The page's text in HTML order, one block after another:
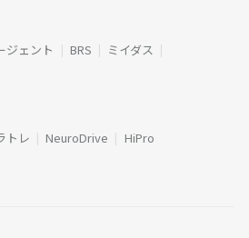
ジェント BRS
ミイダス
トレ NeuroDrive HiPro